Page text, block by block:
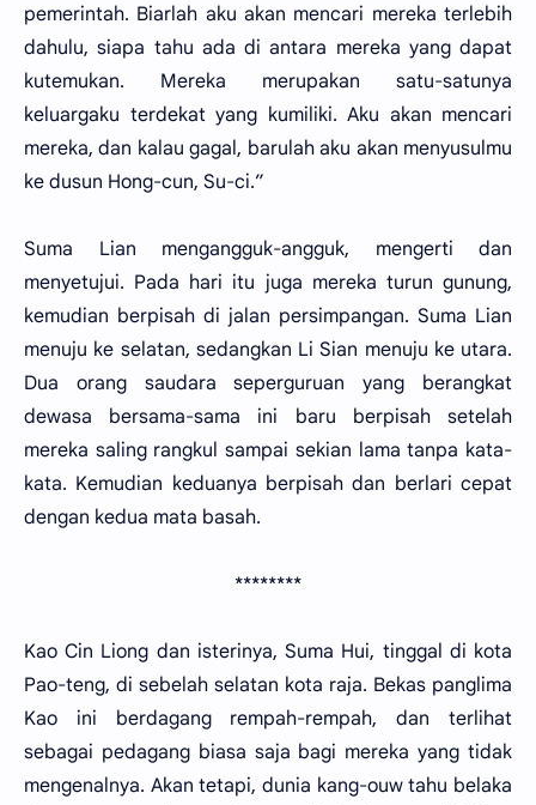
pemerintah. Biarlah aku akan mencari mereka terlebih
dahulu, siapa tahu ada di antara mereka yang dapat
kutemukan. Mereka merupakan satu-satunya
keluargaku terdekat yang kumiliki. Aku akan mencari
mereka, dan kalau gagal, barulah aku akan menyusulmu
ke dusun Hong-cun, Su-ci.”
Suma Lian mengangguk-angguk, mengerti dan
menyetujui. Pada hari itu juga mereka turun gunung,
kemudian berpisah di jalan persimpangan. Suma Lian
menuju ke selatan, sedangkan Li Sian menuju ke utara.
Dua orang saudara seperguruan yang berangkat
dewasa bersama-sama ini baru berpisah setelah
mereka saling rangkul sampai sekian lama tanpa kata-
kata. Kemudian keduanya berpisah dan berlari cepat
dengan kedua mata basah.
********
Kao Cin Liong dan isterinya, Suma Hui, tinggal di kota
Pao-teng, di sebelah selatan kota raja. Bekas panglima
Kao ini berdagang rempah-rempah, dan terlihat
sebagai pedagang biasa saja bagi mereka yang tidak
mengenalnya. Akan tetapi, dunia kang-ouw tahu belaka